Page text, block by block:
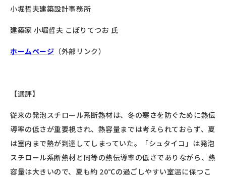
⼩堀哲夫建築設計事務所
建築家 ⼩堀哲夫 こぼりてつお ⽒
ホームページ （外部リンク）
【選評】
従来の発泡スチロール系断熱材は、冬の寒さを防ぐために熱伝
導率の低さが重要視され、熱容量までは考えられておらず、夏
は室内まで熱が到達してしまっていた。「シュタイコ」は発泡
スチロール系断熱材と同等の熱伝導率の低さでありながら、熱
容量は大きいので、夏も約 20℃の過ごしやすい室温に保つこ